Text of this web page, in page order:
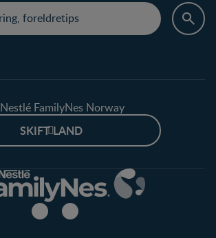
Nestlé FamilyNes Norway
SKIFT LAND